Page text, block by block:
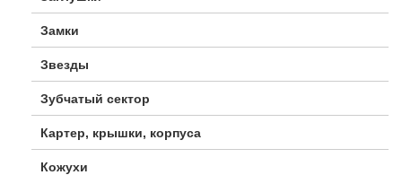
Замки
Звезды
Зубчатый сектор
Картер, крышки, корпуса
Кожухи